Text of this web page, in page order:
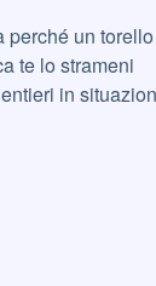
perché un
te lo strameni
in